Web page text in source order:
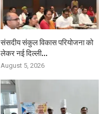
संसदीय संकुल विकास परियोजना को
लेकर नई दिल्ली...
August 5, 2026